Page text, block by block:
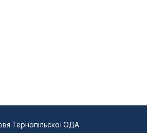
Тернопільскої ОДА